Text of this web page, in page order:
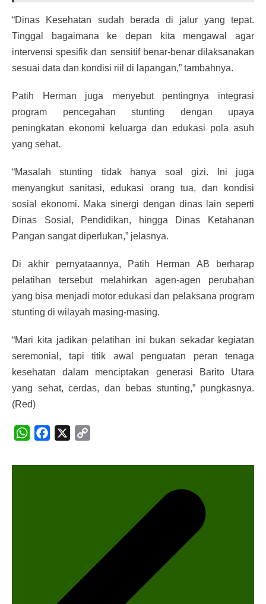
“Dinas Kesehatan sudah berada di jalur yang tepat.
Tinggal bagaimana ke depan kita mengawal agar
intervensi spesifik dan sensitif benar-benar dilaksanakan
sesuai data dan kondisi riil di lapangan,” tambahnya.
Patih Herman juga menyebut pentingnya integrasi
program pencegahan stunting dengan upaya
peningkatan ekonomi keluarga dan edukasi pola asuh
yang sehat.
“Masalah stunting tidak hanya soal gizi. Ini juga
menyangkut sanitasi, edukasi orang tua, dan kondisi
sosial ekonomi. Maka sinergi dengan dinas lain seperti
Dinas Sosial, Pendidikan, hingga Dinas Ketahanan
Pangan sangat diperlukan,” jelasnya.
Di akhir pernyataannya, Patih Herman AB berharap
pelatihan tersebut melahirkan agen-agen perubahan
yang bisa menjadi motor edukasi dan pelaksana program
stunting di wilayah masing-masing.
“Mari kita jadikan pelatihan ini bukan sekadar kegiatan
seremonial, tapi titik awal penguatan peran tenaga
kesehatan dalam menciptakan generasi Barito Utara
yang sehat, cerdas, dan bebas stunting,” pungkasnya.
(Red)
Link
N